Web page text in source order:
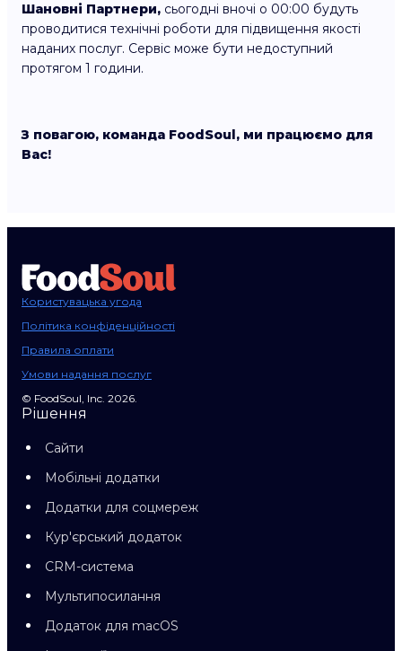
Шановні Партнери, сьогодні вночі о 00:00 будуть
проводитися технічні роботи для підвищення якості
наданих послуг. Сервіс може бути недоступний
протягом 1 години.
З повагою, команда FoodSoul, ми працюємо для
Вас!
Користувацька угода
Політика конфіденційності
Правила оплати
Умови надання послуг
© FoodSoul, Inc. 2026.
Рішення
Сайти
Мобільні додатки
Додатки для соцмереж
Кур'єрський додаток
CRM-система
Мультипосилання
Додаток для macOS